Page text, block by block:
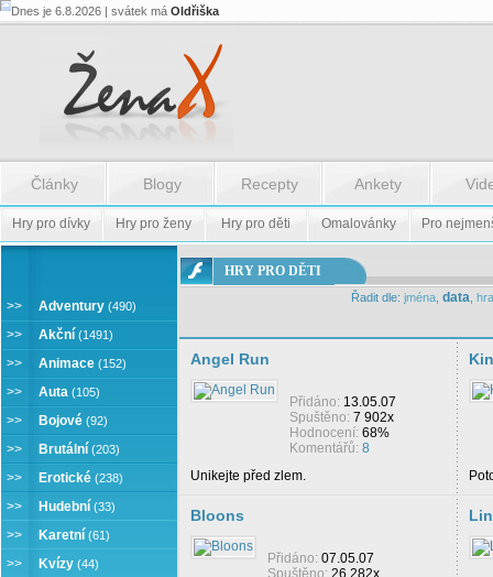
Dnes je 6.8.2026 | svátek má Oldřiška
Články Blogy Recepty Ankety
Hry pro dívky Hry pro ženy Hry pro děti Omalovánky Pro
PRO
>> Adventury (490)
>> Akční (1491)
>> Animace (152)
>> Auta (105)
>> Bojové (92)
>> Brutální (203)
>> Erotické (238)
>> Hudební (33)
>> Karetní (61)
>> Kvízy (44)
HRY PRO DĚTI
Řadit dle: jména data
Angel Run
Přidáno: 13.05.07
Spuštěno: 7 902x
Hodnocení: 68%
Komentářů: 8
Unikejte před zlem.
Bloons
Přidáno: 07.05.07
Spuštěno: 26 282x